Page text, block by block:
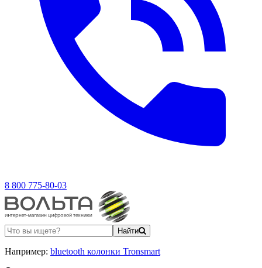
8 800 775-80-03
Найти
Например: bluetooth колонки Tronsmart